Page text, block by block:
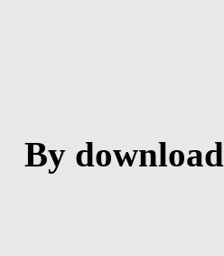
By